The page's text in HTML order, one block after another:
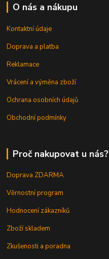
O nás a nákupu
Kontaktní údaje
Doprava a platba
Reklamace
Vrácení a výměna zboží
Ochrana osobních údajů
Obchodní podmínky
Proč nakupovat u nás?
Doprava ZDARMA
Věrnostní program
Hodnocení zákazníků
Zboží skladem
Zkušenosti a poradna